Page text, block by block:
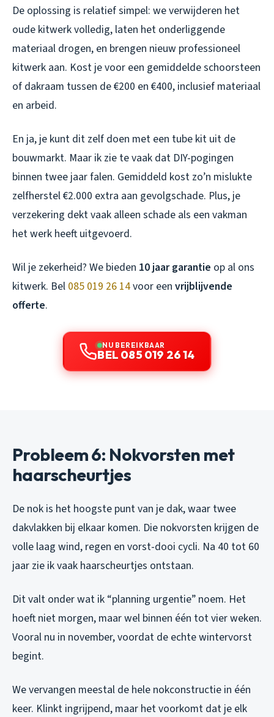
De oplossing is relatief simpel: we verwijderen het
oude kitwerk volledig, laten het onderliggende
materiaal drogen, en brengen nieuw professioneel
kitwerk aan. Kost je voor een gemiddelde schoorsteen
of dakraam tussen de €200 en €400, inclusief materiaal
en arbeid.
En ja, je kunt dit zelf doen met een tube kit uit de
bouwmarkt. Maar ik zie te vaak dat DIY-pogingen
binnen twee jaar falen. Gemiddeld kost zo’n mislukte
zelfherstel €2.000 extra aan gevolgschade. Plus, je
verzekering dekt vaak alleen schade als een vakman
het werk heeft uitgevoerd.
Wil je zekerheid? We bieden 10 jaar garantie op al ons
kitwerk. Bel 085 019 26 14voor een vrijblijvende
offerte.
NU BEREIKBAAR
BEL 085 019 26 14
Probleem 6: Nokvorsten met
haarscheurtjes
De nok is het hoogste punt van je dak, waar twee
dakvlakken bij elkaar komen. Die nokvorsten krijgen de
volle laag wind, regen en vorst-dooi cycli. Na 40 tot 60
jaar zie ik vaak haarscheurtjes ontstaan.
Dit valt onder wat ik “planning urgentie” noem. Het
hoeft niet morgen, maar wel binnen één tot vier weken.
Vooral nu in november, voordat de echte wintervorst
begint.
We vervangen meestal de hele nokconstructie in één
keer. Klinkt ingrijpend, maar het voorkomt dat je elk